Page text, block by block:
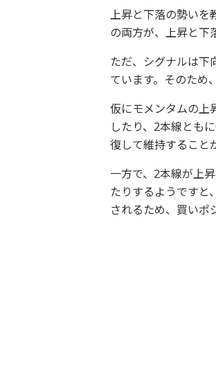
上昇と下落の勢いを
の両方が、上昇と下
ただ、シグナルは下
ています。そのため
仮にモメンタムの上
したり、2本線とも
復して維持すること
一方で、2本線が上
たりするようですと
されるため、買いポ